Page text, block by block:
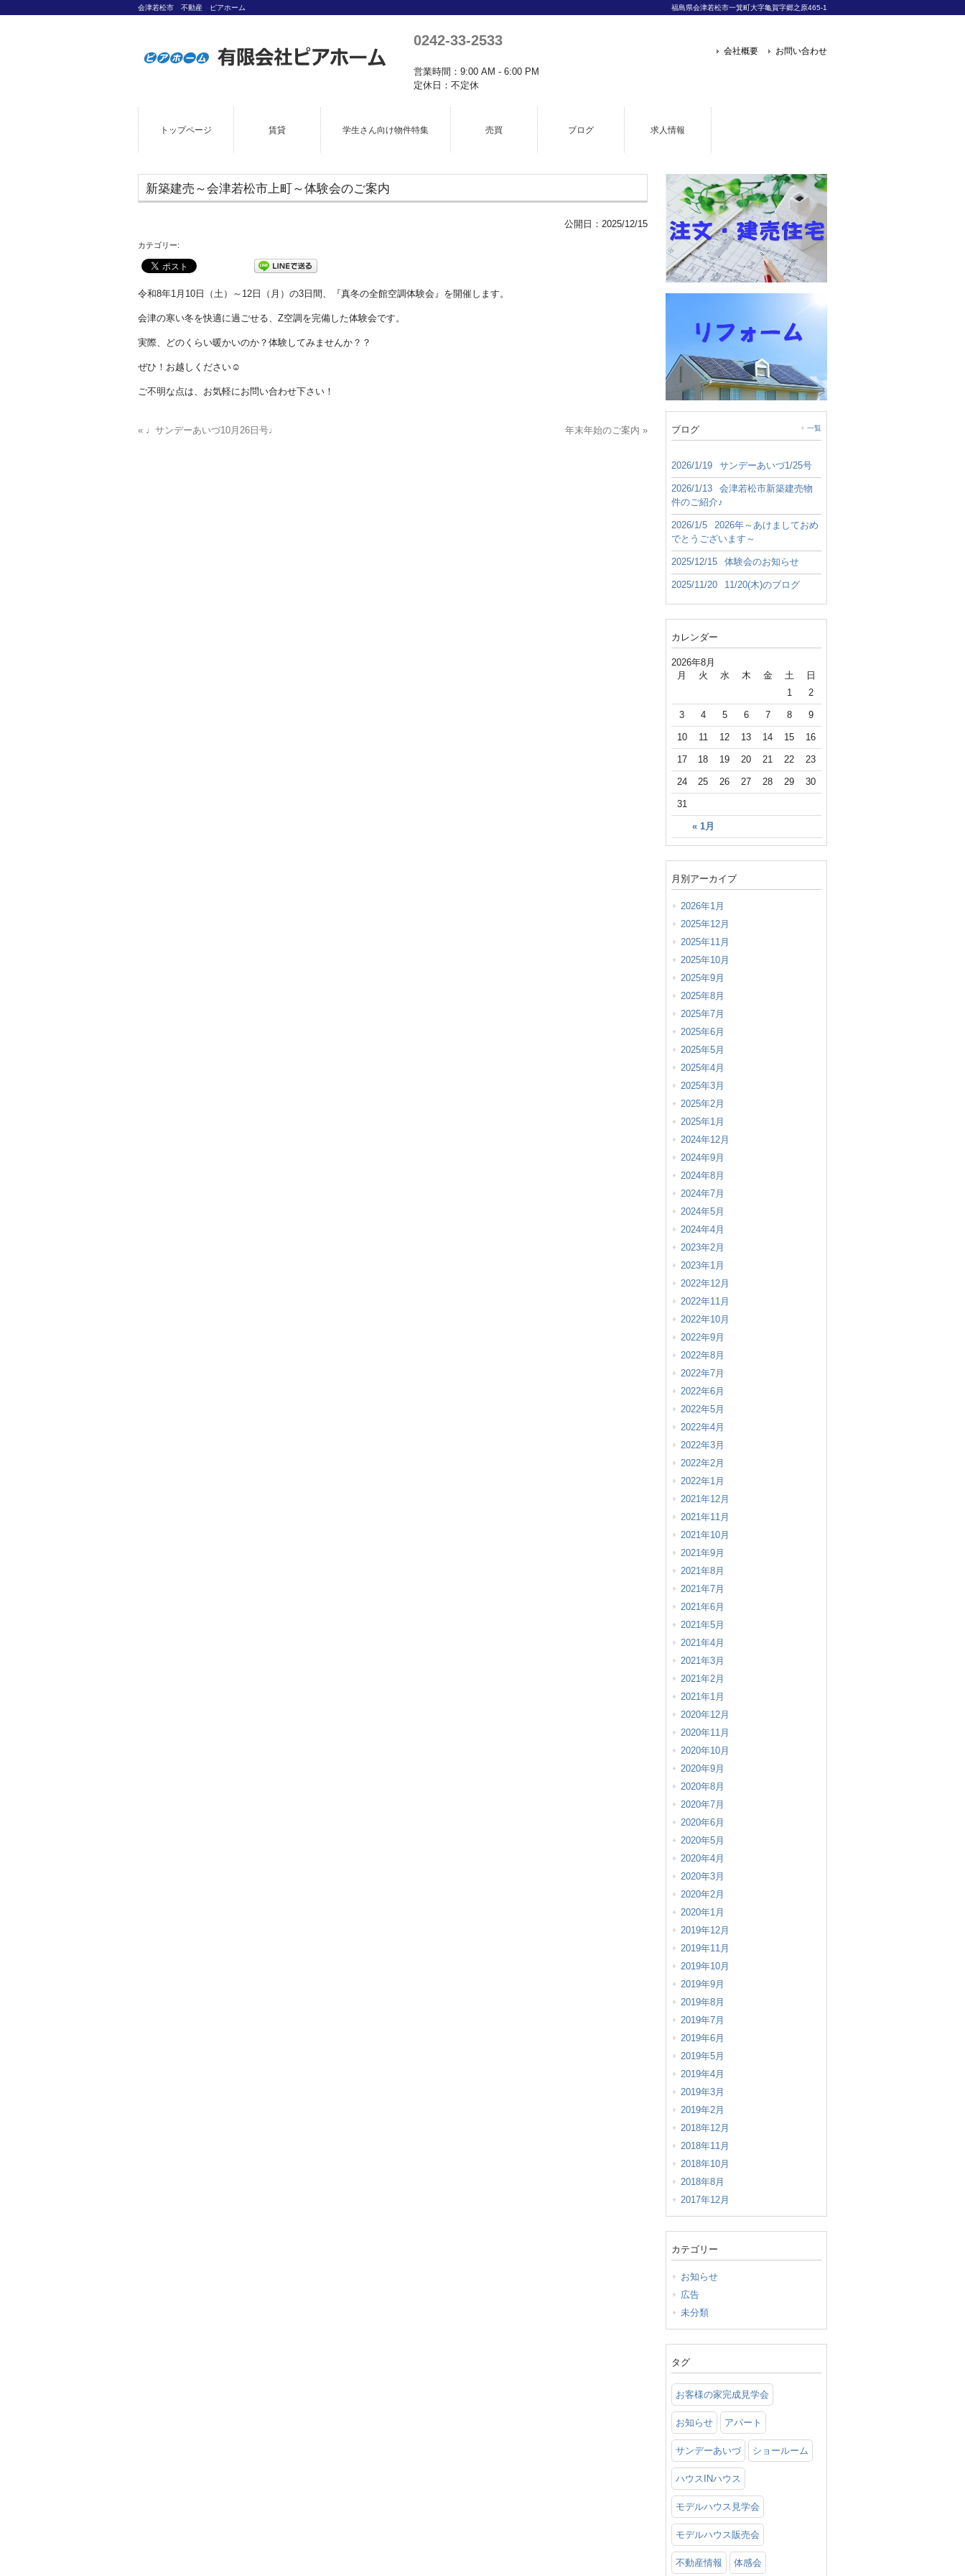
会津若松市 不動産 ピアホーム 福島県会津若松市一箕町大字亀賀字郷之原465-1
0242-33-2533
営業時間：9:00 AM - 6:00 PM
定休日：不定休
会社概要 お問い合わせ
トップページ 賃貸 学生さん向け物件特集 売買 ブログ 求人情報
新築建売～会津若松市上町～体験会のご案内
公開日： 2025/12/15
カテゴリー:
令和8年1月10日（土）～12日（月）の3日間、『真冬の全館空調体験会』を開催します。
会津の寒い冬を快適に過ごせる、Z空調を完備した体験会です。
実際、どのくらい暖かいのか？体験してみませんか？？
ぜひ！お越しください☺
ご不明な点は、お気軽にお問い合わせ下さい！
« ♩サンデーあいづ10月26日号♩ 年末年始のご案内 » ブログ 一覧
2026/1/19 サンデーあいづ1/25号
2026/1/13
会津若松市新築建売物
件のご紹介♪
2026/1/5
2026年～あけましておめ
でとうございます～
2025/12/15 体験会のお知らせ
2025/11/20 11/20(木)のブログ
カレンダー
2026年8月
月 火 水 木 金 土 日
« 1月
1 2
3 4 5 6 7 8 9
10 11 12 13 14 15 16
17 18 19 20 21 22 23
24 25 26 27 28 29 30
31
月別アーカイブ
2026年1月
2025年12月
2025年11月
2025年10月
2025年9月
2025年8月
2025年7月
2025年6月
2025年5月
2025年4月
2025年3月
2025年2月
2025年1月
2024年12月
2024年9月
2024年8月
2024年7月
2024年5月
2024年4月
2023年2月
2023年1月
2022年12月
2022年11月
2022年10月
2022年9月
2022年8月
2022年7月
2022年6月
2022年5月
2022年4月
2022年3月
2022年2月
2022年1月
2021年12月
2021年11月
2021年10月
2021年9月
2021年8月
2021年7月
2021年6月
2021年5月
2021年4月
2021年3月
2021年2月
2021年1月
2020年12月
2020年11月
2020年10月
2020年9月
2020年8月
2020年7月
2020年6月
2020年5月
2020年4月
2020年3月
2020年2月
2020年1月
2019年12月
2019年11月
2019年10月
2019年9月
2019年8月
2019年7月
2019年6月
2019年5月
2019年4月
2019年3月
2019年2月
2018年12月
2018年11月
2018年10月
2018年8月
2017年12月
カテゴリー
お知らせ
広告
未分類
タグ
お客様の家完成見学会
お知らせ アパート
サンデーあいづ ショールーム
ハウスINハウス
モデルハウス見学会
モデルハウス販売会
不動産情報 体感会